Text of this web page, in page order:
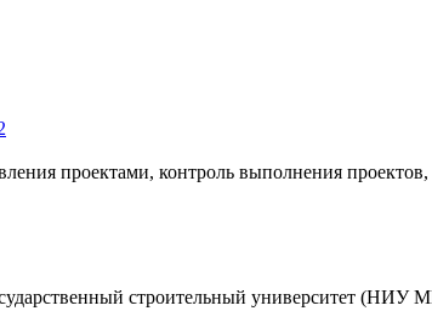
проектами, контроль выполнения
строи­тельный университет (НИУ